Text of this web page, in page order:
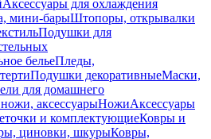
Аксессуары для охлаждения
мини-барыШтопоры, открывалки
Подушки для
бельеПледы,
Подушки декоративныеМаски,
для домашнего
аксессуарыНожиАксессуары
и комплектующиеКовры и
циновки, шкурыКовры,